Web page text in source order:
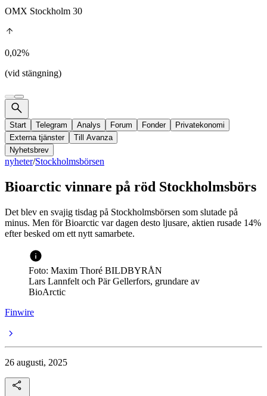
OMX Stockholm 30
0,02%
(vid stängning)
Start Telegram Analys Forum Fonder
Privatekonomi
Externa tjänster
Till Avanza
Nyhetsbrev
nyheter/Stockholmsbörsen
Bioarctic vinnare på röd Stockholmsbörs
Det blev en svajig tisdag på Stockholmsbörsen som slutade på
minus. Men för Bioarctic var dagen desto ljusare, aktien rusade 14%
efter besked om ett nytt samarbete.
Foto: Maxim Thoré BILDBYRÅN
Lars Lannfelt och Pär Gellerfors, grundare av
BioArctic
Finwire
26 augusti, 2025